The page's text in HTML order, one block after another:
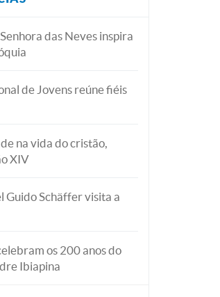
das Neves inspira
de Jovens reúne fiéis
na vida do cristão,
XIV
Guido Schäffer visita a
os 200 anos do
Ibiapina